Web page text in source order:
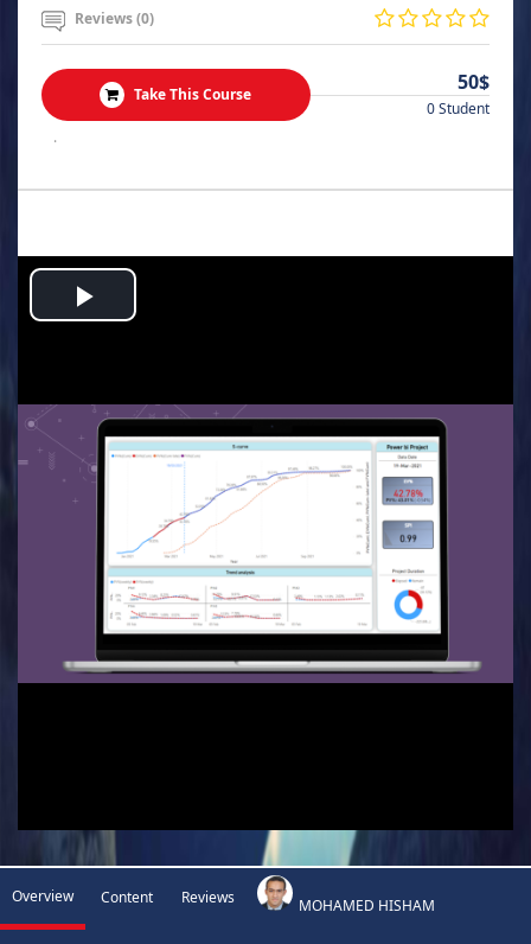
Reviews (0)
Take This Course 50$
0 Student
.
Play
Overview Content Reviews MOHAMED HISHAM